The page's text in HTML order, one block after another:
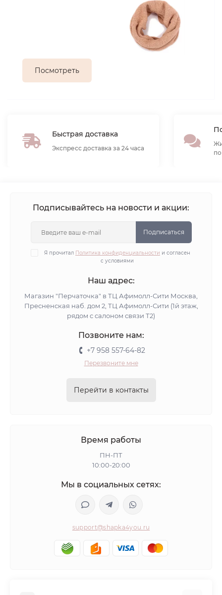
Посмотреть
Быстрая доставка
Экспресс доставка за 24 часа
Подписывайтесь на новости и акции:
Подписаться
Я прочитал Политика конфиденциальности и согласен
с условиями
Наш адрес:
Магазин "Перчаточка" в ТЦ Афимолл-Сити Москва,
Пресненская наб. дом 2, ТЦ Афимолл-Сити (1й этаж,
рядом с салоном связи Т2)
Позвоните нам:
+7 958 557-64-82
Перезвоните мне
Перейти в контакты
Время работы
ПН-ПТ
10:00-20:00
Мы в социальных сетях:
support@shapka4you.ru